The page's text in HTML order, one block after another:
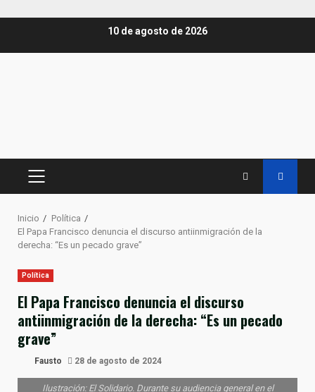
10 de agosto de 2026
MENÚ
Inicio
Política
El Papa Francisco denuncia el discurso antiinmigración de la
derecha: “Es un pecado grave”
Política
El Papa Francisco denuncia el discurso
antiinmigración de la derecha: “Es un pecado
grave”
Fausto 28 de agosto de 2024
Ilustración: El Solidario. Durante su audiencia general en el